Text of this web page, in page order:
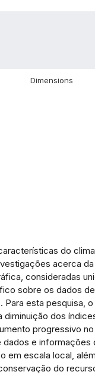
Dimensions
do
acerca
consideradas
sobre os dados
esta
dos
progressivo
e
escala local,
do